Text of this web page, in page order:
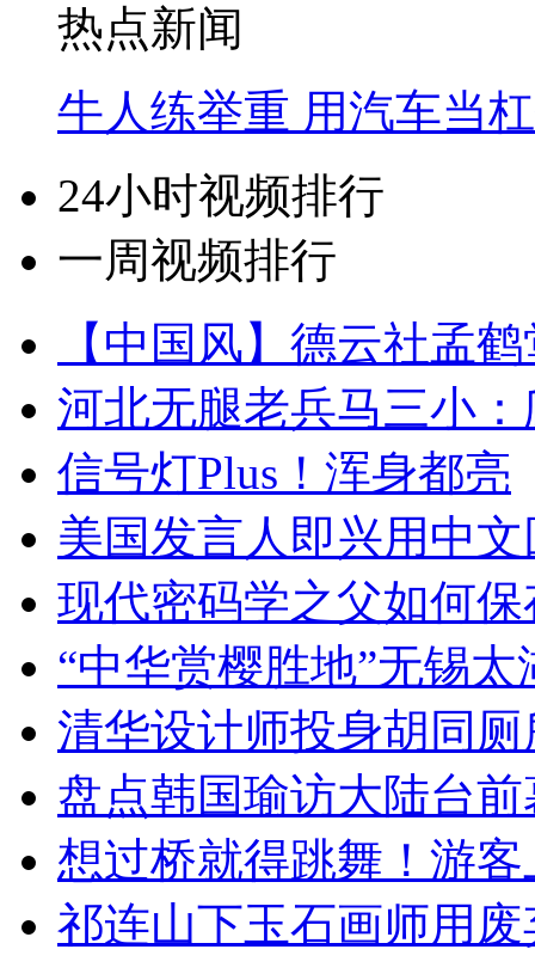
热点新闻
牛人练举重 用汽车当
24小时视频排行
一周视频排行
【中国风】德云社孟
河北无腿老兵马三小
信号灯Plus！浑身都亮
美国发言人即兴用中
现代密码学之父如何
“中华赏樱胜地”无锡
清华设计师投身胡同
盘点韩国瑜访大陆台
想过桥就得跳舞！游客
祁连山下玉石画师用